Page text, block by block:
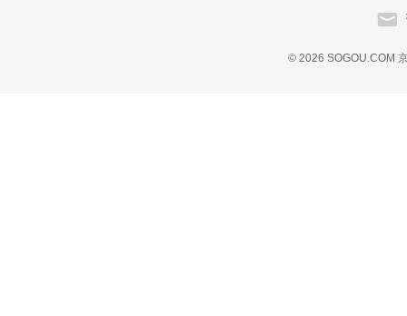
© 2026 SOGOU.COM